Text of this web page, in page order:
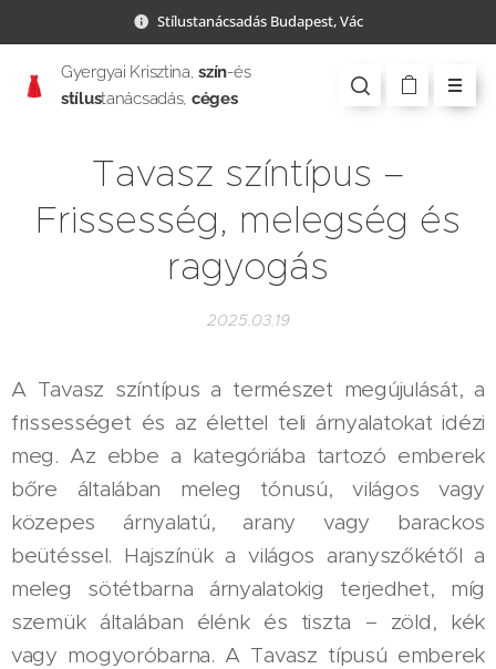
Stílustanácsadás Budapest, Vác
Gyergyai Krisztina, szín-és
stílustanácsadás, céges
Tavasz színtípus –
Frissesség, melegség és
ragyogás
2025.03.19
A Tavasz színtípus a természet megújulását, a
frissességet és az élettel teli árnyalatokat idézi
meg. Az ebbe a kategóriába tartozó emberek
bőre általában meleg tónusú, világos vagy
közepes árnyalatú, arany vagy barackos
beütéssel. Hajszínük a világos aranyszőkétől a
meleg sötétbarna árnyalatokig terjedhet, míg
szemük általában élénk és tiszta – zöld, kék
vagy mogyoróbarna. A Tavasz típusú emberek